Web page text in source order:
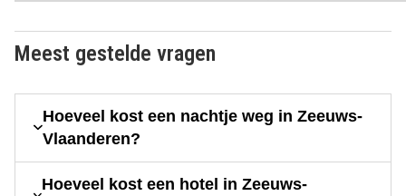
Meest gestelde vragen
Hoeveel kost een nachtje weg in Zeeuws-
Vlaanderen?
Hoeveel kost een hotel in Zeeuws-